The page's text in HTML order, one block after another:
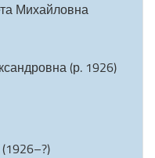
Михайловна
(р. 1926)